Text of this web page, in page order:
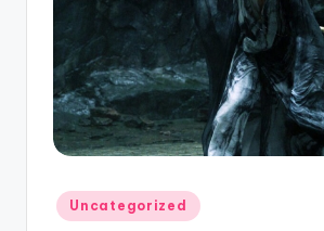
Posted
in
Uncategorized